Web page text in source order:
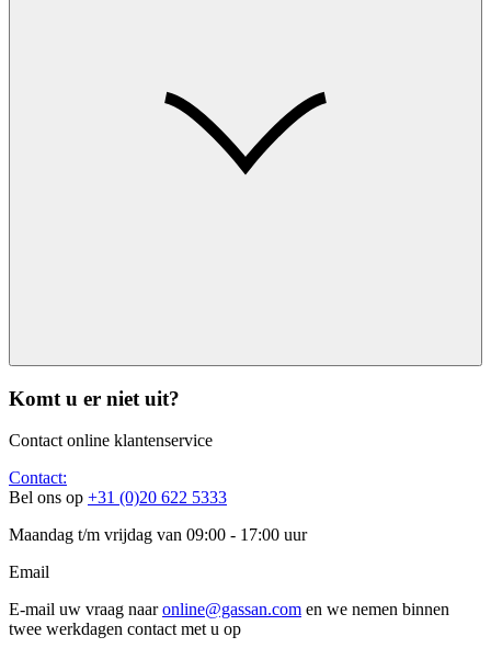
Komt u er niet uit?
Contact online klantenservice
Contact:
Bel ons op +31 (0)20 622 5333
Maandag t/m vrijdag van 09:00 - 17:00 uur
Email
E-mail uw vraag naaronline@gassan.com en we nemen binnen
twee werkdagen contact met u op